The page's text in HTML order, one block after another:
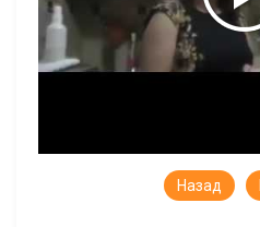
Назад